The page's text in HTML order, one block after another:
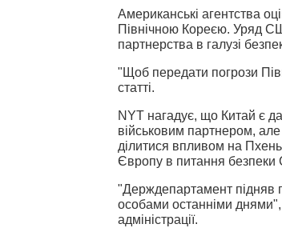
Американські агентства
Північною Кореєю. Уряд
партнерства в галузі
"Щоб передати погрози
статті.
NYT нагадує, що Китай є
військовим партнером, але
ділитися впливом на
Європу в питання безпеки
"Держдепартамент підняв
особами останніми
адміністрації.